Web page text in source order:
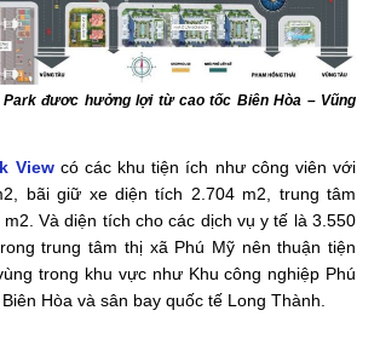
đươc hưởng lợi từ cao tốc Biên Hòa – Vũng
Viewcó các khu tiện ích như công viên với
bãi giữ xe diện tích 2.704 m2, trung tâm
Và diện tích cho các dịch vụ y tế là 3.550
trung tâm thị xã Phú Mỹ nên thuận tiện
trong khu vực như Khu công nghiệp Phú
Hòa và sân bay quốc tế Long Thành.